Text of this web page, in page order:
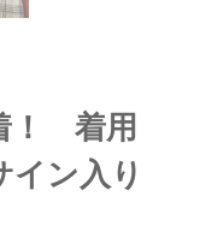
！ 着用
イン入り